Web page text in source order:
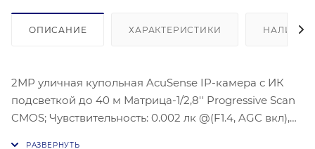
ОПИСАНИЕ ХАРАКТЕРИСТИКИ НАЛИЧИЕ
2МР уличная купольная AcuSense IP-камера с ИК
подсветкой до 40 м Матрица-1/2,8'' Progressive Scan
CMOS; Чувствительность: 0.002 лк @(F1.4, AGC вкл),